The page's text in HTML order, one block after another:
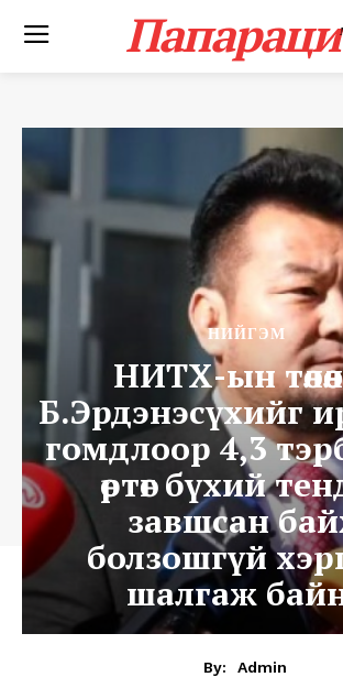
Папараци
НИЙГЭМ
НИТХ-ын
Б.Эрдэнэсүхийг
гомдлоор 4,3
өртөг бүхий
завшсан
болзошгүй
шалгаж
By:
Admin